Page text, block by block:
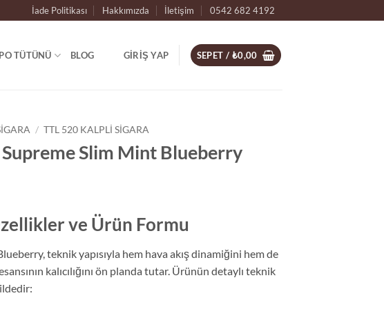
İade Politikası Hakkımızda İletişim 0542 682 4192
TÜTÜNÜ BLOG GIRIŞ YAP SEPET / ₺0,00
/ TTL 520 KALPLI SIGARA
Slim Mint Blueberry
ve Ürün Formu
teknik yapısıyla hem hava akış dinamiğini hem de
kalıcılığını ön planda tutar. Ürünün detaylı teknik